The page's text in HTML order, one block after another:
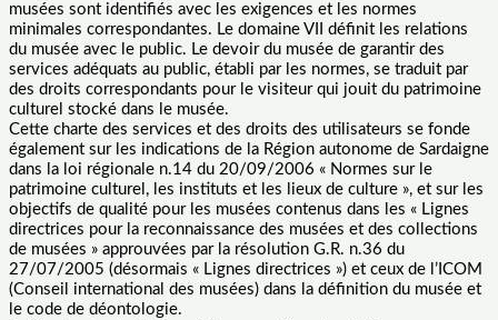
musées sont identifiés avec les exigences et les normes
minimales correspondantes. Le domaine VII définit les relations
du musée avec le public. Le devoir du musée de garantir des
services adéquats au public, établi par les normes, se traduit par
des droits correspondants pour le visiteur qui jouit du patrimoine
culturel stocké dans le musée.
Cette charte des services et des droits des utilisateurs se fonde
également sur les indications de la Région autonome de Sardaigne
dans la loi régionale n.14 du 20/09/2006 « Normes sur le
patrimoine culturel, les instituts et les lieux de culture », et sur les
objectifs de qualité pour les musées contenus dans les « Lignes
directrices pour la reconnaissance des musées et des collections
de musées » approuvées par la résolution G.R. n.36 du
27/07/2005 (désormais « Lignes directrices ») et ceux de l’ICOM
(Conseil international des musées) dans la définition du musée et
le code de déontologie.